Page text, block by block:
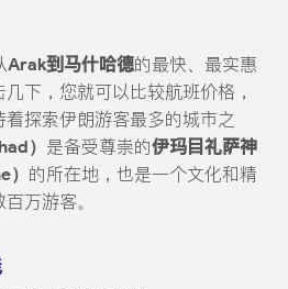
Arak到马什哈德的最快、最实惠
下，您就可以比较航班价格，
探索伊朗游客最多的城市之
） 是备受尊崇的伊玛目礼萨神
的所在地，也是一个文化和精
万游客。